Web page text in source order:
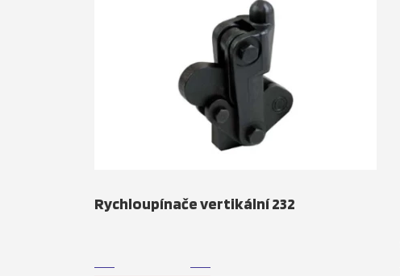
Rychloupínače vertikální 232